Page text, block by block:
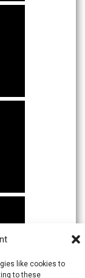
like cookies to
to these